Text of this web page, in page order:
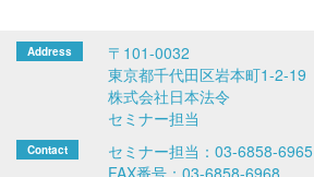
〒101-0032
東京都千代田区岩本町1-2-19
株式会社日本法令
セミナー担当
セミナー担当：03-6858-6965
FAX番号：03-6858-6968